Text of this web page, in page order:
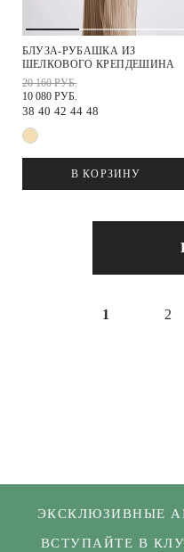
БЛУЗА-РУБАШКА ИЗ
ШЕЛКОВОГО КРЕПДЕШИНА
20 160 РУБ.
10 080 РУБ.
38 40 42 44 48
В КОРЗИНУ
1 2
ЭКСКЛЮЗИВНЫЕ
ВСТУПАЙТЕ В